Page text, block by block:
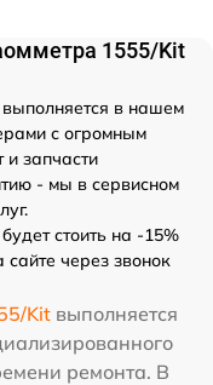
1555/Kit
выполняется в нашем
с огромным
запчасти
- мы в сервисном
стоить на -15%
через звонок
Kit выполняется
ремонта. В